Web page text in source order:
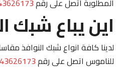
اين يباع شبك
لدينا كافة انواع شبك النوافذ
للناموس اتصل على رقم